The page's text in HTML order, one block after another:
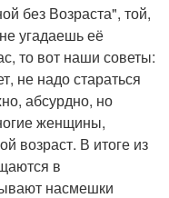
без Возраста", той,
угадаешь её
то вот наши советы:
не надо стараться
абсурдно, но
женщины,
возраст. В итоге из
в
насмешки